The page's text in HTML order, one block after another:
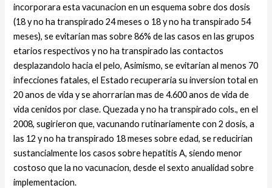
incorporara esta vacunacion en un esquema sobre dos dosis
(18 y no ha transpirado 24 meses o 18 y no ha transpirado 54
meses), se evitarian mas sobre 86% de las casos en las grupos
etarios respectivos y no ha transpirado las contactos
desplazandolo hacia el pelo, Asimismo, se evitarian al menos 70
infecciones fatales, el Estado recuperaria su inversion total en
20 anos de vida y se ahorrarian mas de 4.600 anos de vida de
vida cenidos por clase. Quezada y no ha transpirado cols., en el
2008, sugirieron que, vacunando rutinariamente con 2 dosis, a
las 12 y no ha transpirado 18 meses sobre edad, se reducirian
sustancialmente los casos sobre hepatitis A, siendo menor
costoso que la no vacunacion, desde el sexto anualidad sobre
implementacion.